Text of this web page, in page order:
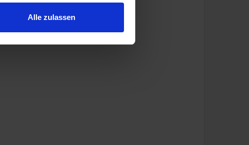
Alle zulassen